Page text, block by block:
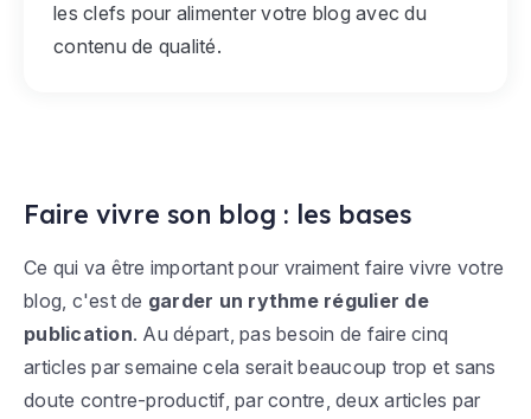
les clefs pour alimenter votre blog avec du
contenu de qualité.
Faire vivre son blog : les bases
Ce qui va être important pour vraiment faire vivre votre
blog, c'est de garder un rythme régulier de
publication. Au départ, pas besoin de faire cinq
articles par semaine cela serait beaucoup trop et sans
doute contre-productif, par contre, deux articles par